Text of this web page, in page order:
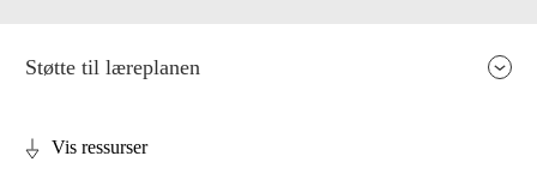
Støtte til læreplanen
Vis ressurser